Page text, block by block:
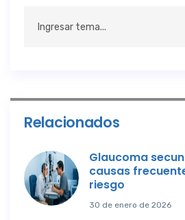
Relacionados
Glaucoma
causas
riesgo
30 de enero de 2026